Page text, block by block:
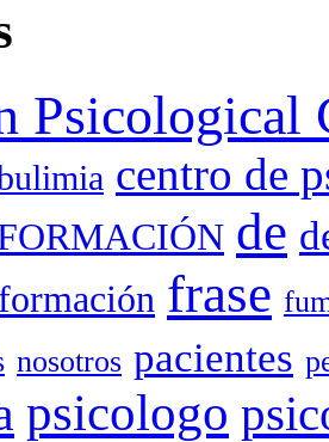
Psicological
centro de
de
formación frase
nosotros pacientes
psicologo